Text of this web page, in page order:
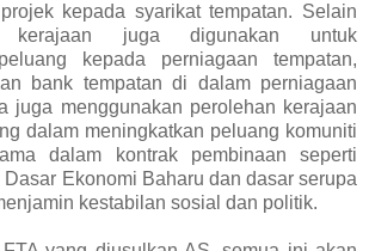
kepada syarikat tempatan. Selain
kerajaan juga digunakan untuk
kepada perniagaan tempatan,
bank tempatan di dalam perniagaan
juga menggunakan perolehan kerajaan
dalam meningkatkan peluang komuniti
dalam kontrak pembinaan seperti
Ekonomi Baharu dan dasar serupa
kestabilan sosial dan politik.